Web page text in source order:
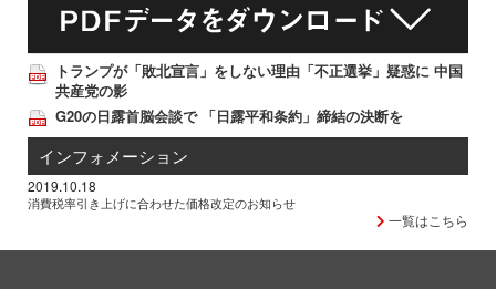
トランプが「敗北宣言」をしない理由「不正選挙」疑惑に 中国
共産党の影
G20の日露首脳会談で 「日露平和条約」締結の決断を
インフォメーション
2019.10.18
消費税率引き上げに合わせた価格改定のお知らせ
一覧はこちら